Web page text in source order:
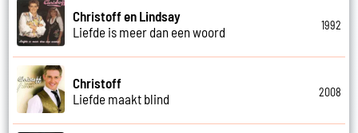
Christoff en Lindsay
Liefde is meer dan een woord
1992
Christoff
Liefde maakt blind
2008